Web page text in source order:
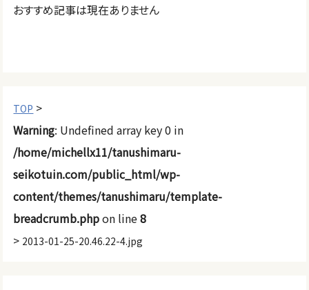
おすすめ記事は現在ありません
TOP >
Warning: Undefined array key 0 in
/home/michellx11/tanushimaru-
seikotuin.com/public_html/wp-
content/themes/tanushimaru/template-
breadcrumb.phpon line8
> 2013-01-25-20.46.22-4.jpg